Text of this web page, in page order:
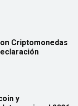
Criptomonedas
y